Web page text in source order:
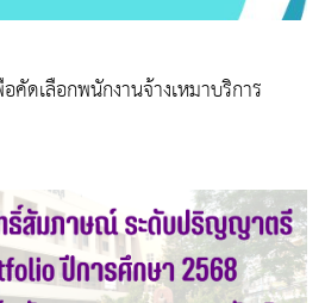
ดเลือกพนักงานจ้างเหมาบริการ